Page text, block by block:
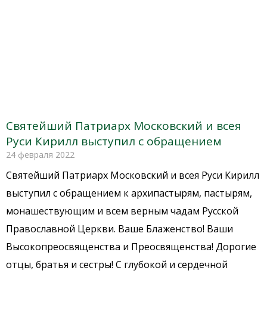
Святейший Патриарх Московский и всея
Руси Кирилл выступил с обращением
24 февраля 2022
Святейший Патриарх Московский и всея Руси Кирилл
выступил с обращением к архипастырям, пастырям,
монашествующим и всем верным чадам Русской
Православной Церкви. Ваше Блаженство! Ваши
Высокопреосвященства и Преосвященства! Дорогие
отцы, братья и сестры! С глубокой и сердечной